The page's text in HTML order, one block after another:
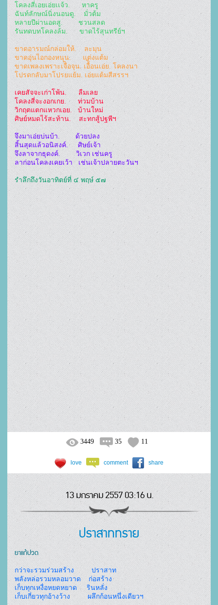
โคลงสี่เอยเอ่ยเเจ้ว.      หาครู
ฉันท์ลักษณ์นิ่งนอนดู.    มั่วต้ม
หลายปีผ่านอดสู.        ชวนสลด
รันทดบทโคลงล้ม.      ขาดไร้สุนทรีย์ฯ
ขาดอารมณ์กล่อมให้.    ละมุน
ขาดอุ่นไอกองหนุน.      แต่งแต้ม
ขาดเพลงเพราะเจืิอจุน. เอื้ิอนเอ่ย. โคลงนา
โปรดกลับมาโปรยแย้ม. เอ่ยแต้มสีสรรฯ
เคยสัจจะเก่าโพ้น.      ลืมเลย
โคลงสี่จะงอกเกย.      ท่วมบ้าน
วิกฤตแตกแหวกเอย.   บ้านใหม่
ศิษย์หมดไร้สะท้าน.    สะทกสู้ปฐพีฯ
จึงมาเอ่ยบ่นบ้า.        ด้วยปลง
สิ้นสุดแล้วอนิสงค์.     ศิษย์เจ้า
จึงลาจากธุดงค์.        วิเวก เช่นครู
ลาก่อนโคลงเคยเว้า   เช่นเจ้าปลายตะวันฯ
รำลึกถึงวันอาทิตย์ที่ ๔ พฤษ์ ๕๗
3449 35 11
love comment share
13 มกราคม 2557 03:16 น.
ปราสาททราย
ยาแก้ปวด
กว่าจะรวมร่วมสร้าง         ปราสาท
พลังหล่อรวมหลอมวาด    ก่อสร้าง
เก็บทุกเหงื่อหยดหยาด     รินหลั่ง
เก็บเกี่ยวทุกอ้างว้าง         ผลึกก้อนหนึ่งเดียวฯ